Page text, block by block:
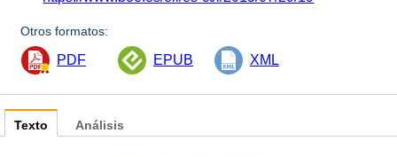
Otros formatos:
PDF EPUB XML
Texto Análisis